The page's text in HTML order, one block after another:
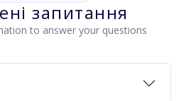
запитання
to answer your questions